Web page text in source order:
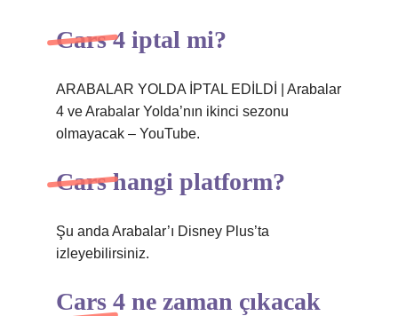
Cars 4 iptal mi?
ARABALAR YOLDA İPTAL EDİLDİ | Arabalar
4 ve Arabalar Yolda’nın ikinci sezonu
olmayacak – YouTube.
Cars hangi platform?
Şu anda Arabalar’ı Disney Plus’ta
izleyebilirsiniz.
Cars 4 ne zaman çıkacak